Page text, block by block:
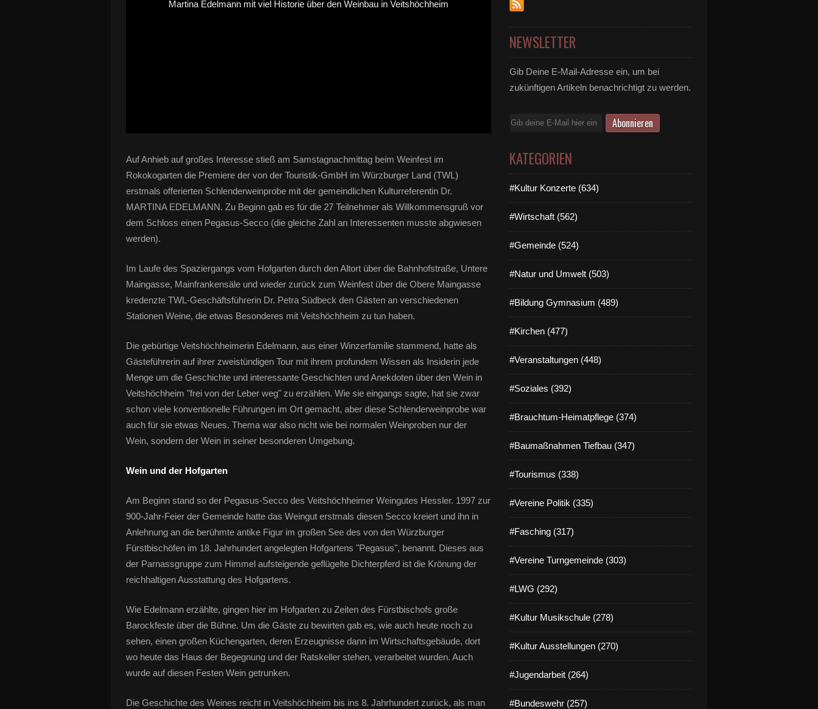
Auf Anhieb auf großes Interesse stieß am Samstagnachmittag beim Weinfest im
Rokokogarten die Premiere der von der Touristik-GmbH im Würzburger Land (TWL)
erstmals offerierten Schlenderweinprobe mit der gemeindlichen Kulturreferentin Dr.
MARTINA EDELMANN. Zu Beginn gab es für die 27 Teilnehmer als Willkommensgruß vor
dem Schloss einen Pegasus-Secco (die gleiche Zahl an Interessenten musste abgwiesen
werden).
Im Laufe des Spaziergangs vom Hofgarten durch den Altort über die Bahnhofstraße, Untere
Maingasse, Mainfrankensäle und wieder zurück zum Weinfest über die Obere Maingasse
kredenzte TWL-Geschäftsführerin Dr. Petra Südbeck den Gästen an verschiedenen
Stationen Weine, die etwas Besonderes mit Veitshöchheim zu tun haben.
Die gebürtige Veitshöchheimerin Edelmann, aus einer Winzerfamilie stammend, hatte als
Gästeführerin auf ihrer zweistündigen Tour mit ihrem profundem Wissen als Insiderin jede
Menge um die Geschichte und interessante Geschichten und Anekdoten über den Wein in
Veitshöchheim "frei von der Leber weg" zu erzählen. Wie sie eingangs sagte, hat sie zwar
schon viele konventionelle Führungen im Ort gemacht, aber diese Schlenderweinprobe war
auch für sie etwas Neues. Thema war also nicht wie bei normalen Weinproben nur der
Wein, sondern der Wein in seiner besonderen Umgebung.
Wein und der Hofgarten
Am Beginn stand so der Pegasus-Secco des Veitshöchheimer Weingutes Hessler. 1997 zur
900-Jahr-Feier der Gemeinde hatte das Weingut erstmals diesen Secco kreiert und ihn in
Anlehnung an die berühmte antike Figur im großen See des von den Würzburger
Fürstbischöfen im 18. Jahrhundert angelegten Hofgartens "Pegasus", benannt. Dieses aus
der Parnassgruppe zum Himmel aufsteigende geflügelte Dichterpferd ist die Krönung der
reichhaltigen Ausstattung des Hofgartens.
Wie Edelmann erzählte, gingen hier im Hofgarten zu Zeiten des Fürstbischofs große
Barockfeste über die Bühne. Um die Gäste zu bewirten gab es, wie auch heute noch zu
sehen, einen großen Küchengarten, deren Erzeugnisse dann im Wirtschaftsgebäude, dort
wo heute das Haus der Begegnung und der Ratskeller stehen, verarbeitet wurden. Auch
wurde auf diesen Festen Wein getrunken.
Die Geschichte des Weines reicht in Veitshöchheim bis ins 8. Jahrhundert zurück, als man
NEWSLETTER
Gib Deine E-Mail-Adresse ein, um bei
zukünftigen Artikeln benachrichtigt zu werden.
E-
KATEGORIEN
#Kultur Konzerte (634)
#Wirtschaft (562)
#Gemeinde (524)
#Natur und Umwelt (503)
#Bildung Gymnasium (489)
#Kirchen (477)
#Veranstaltungen (448)
#Soziales (392)
#Brauchtum-Heimatpflege (374)
#Baumaßnahmen Tiefbau (347)
#Tourismus (338)
#Vereine Politik (335)
#Fasching (317)
#Vereine Turngemeinde (303)
#LWG (292)
#Kultur Musikschule (278)
#Kultur Ausstellungen (270)
#Jugendarbeit (264)
#Bundeswehr (257)